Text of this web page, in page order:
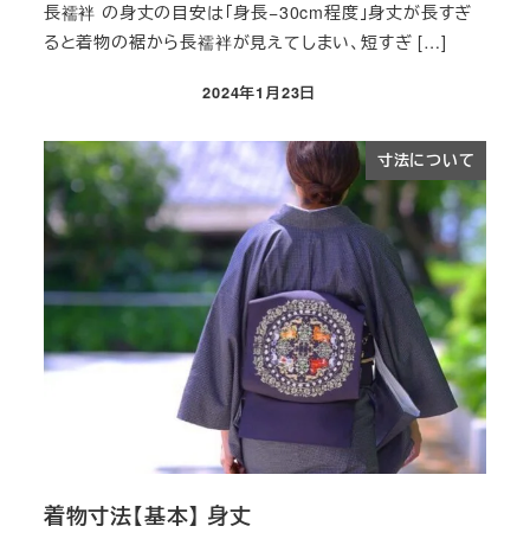
長襦袢 の身丈の目安は「身長−30cm程度」身丈が長すぎ
ると着物の裾から長襦袢が見えてしまい、短すぎ […]
投稿日
2024年1月23日
寸法について
着物寸法【基本】 身丈